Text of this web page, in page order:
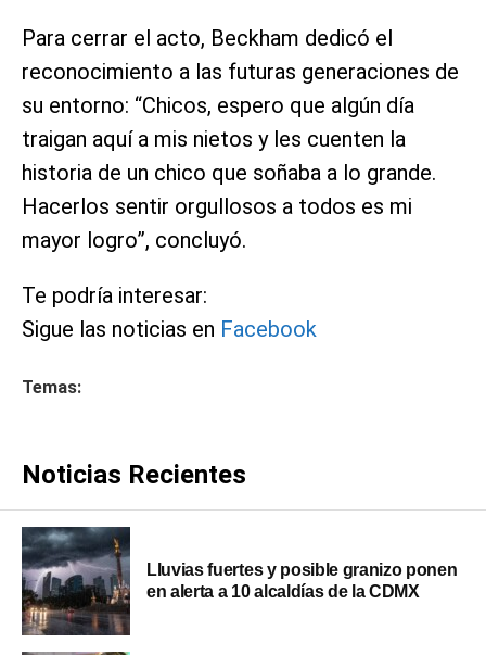
Para cerrar el acto, Beckham dedicó el
reconocimiento a las futuras generaciones de
su entorno: “Chicos, espero que algún día
traigan aquí a mis nietos y les cuenten la
historia de un chico que soñaba a lo grande.
Hacerlos sentir orgullosos a todos es mi
mayor logro”, concluyó.
Te podría interesar:
Sigue las noticias en Facebook
Temas:
Noticias Recientes
Lluvias fuertes y posible granizo ponen
en alerta a 10 alcaldías de la CDMX